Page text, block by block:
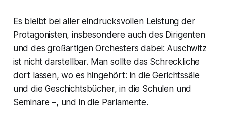
Es bleibt bei aller eindrucksvollen Leistung der
Protagonisten, insbesondere auch des Dirigenten
und des großartigen Orchesters dabei: Auschwitz
ist nicht darstellbar. Man sollte das Schreckliche
dort lassen, wo es hingehört: in die Gerichtssäle
und die Geschichtsbücher, in die Schulen und
Seminare –, und in die Parlamente.